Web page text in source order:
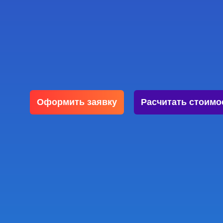
Оформить заявку Расчитать